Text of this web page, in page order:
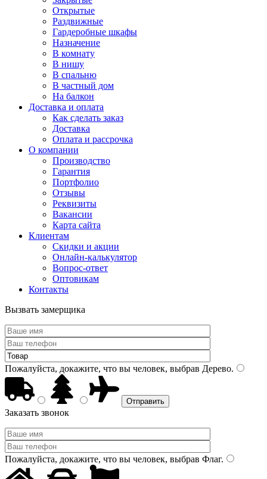
Открытые
Раздвижные
Гардеробные шкафы
Назначение
В комнату
В нишу
В спальню
В частный дом
На балкон
Доставка и оплата
Как сделать заказ
Доставка
Оплата и рассрочка
О компании
Производство
Гарантия
Портфолио
Отзывы
Реквизиты
Вакансии
Карта сайта
Клиентам
Скидки и акции
Онлайн-калькулятор
Вопрос-ответ
Оптовикам
Контакты
Вызвать замерщика
Пожалуйста, докажите, что вы человек, выбрав Дерево.
Заказать звонок
Пожалуйста, докажите, что вы человек, выбрав Флаг.